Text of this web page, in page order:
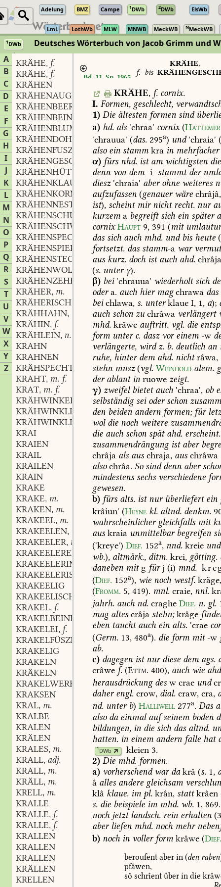
Adelung BMZ Campe 1DWb 2DWb ElsWb
LmL LothWb MLW MNWB MeckWB NMeckWB
1DWb Deutsches Wörterbuch von Jacob Grimm und
A
B
C
D
E
F
G
H
I
J
K
L
M
N
O
P
Q
R
S
T
U
V
W
X
Y
Z
KRÄHE, f.
KRÄHE, f.
KRÄHEN
KRÄHENAUGE
KRÄHENBEERE
KRÄHENBEIN
KRÄHENBLUME
KRÄHENDOHLE
KRÄHENFUSZ
KRÄHENGESCHREI,n.
KRÄHENHÜTTE
KRÄHENKLAUE
KRÄHENKORN
KRÄHENNEST
KRÄHENSCHUSZ
m.
KRÄHENSCHWARM,m.
KRÄHENSPECHT
m.
KRÄHENSPIER
KRÄHENSTECHER
,m.
KRÄHENWOLLBLUME,f.
KRÄHENZEHE
KRÄHER, m.
KRÄHERISCH
KRÄHHAHN,
KRÄHIN, f.
KRÄHLEIN, n.
KRAHN
KRAHNEN
KRÄHSPECHT
KRAHT, m. f.
KRAT, m. f.
KRÄHWINKEL
KRÄHWINKLER
m.
KRÄHWINKLERISCH,adj.
KRAI
KRAIEN
KRAIL
KRAILEN
KRAIN
KRAKE
KRAKE, m.
KRAKEN, m.
KRAKEEL, m.
KRAKEELEN, verbum
KRAKEELER, m.
KRAKEELEREI
KRAKEELERIN
KRAKEELERISCH
KRAKEELIG
KRAKEELISCH
KRAKEL, f.
KRAKELBEINE
KRAKELEI, f.
KRAKELFÜSZE
KRAKELIG
KRAKELN
KRÄKELN
KRAKELWERK
KRAKSEN
KRAL, m.
KRALBE
KRALEN
KRÄLEN
KRALES, m.
KRALL, adj.
KRALL, m.
KRÄLL, m.
KRELL, m.
KRALLE
KRALLE, f.
KRALLE, f.
KRALLEN
KRALLEN
KRALLEN
KRÄLLEN
KRELLEN
Bd. 11, Sp. 1965
KRÄHE,
f.bis
KRÄHE, f. cornix.
I. Formen, geschlecht,
1) Die ältesten formen sind
a) hd. als 'chraa' cornix(Hattemer
'chrauua' (das. 295a) und'chraia'
alsoein stamm kra in mehrfacher
α) fürs nhd. istam wichtigsten die
denn von dem -i- stammtder
diesz'chraia' aberohne weiteres
aufzufassen (genauerwäre chrâjâ,
ist), scheintmirnichtrecht. nur
kurzem a begreiftsich ein später
cornix Haupt 9, 391 (mit
das sich auch mhd. undbis heute (
fortsetzt. das stamm-a war
aus kurz. doch istauch ahd.
(s. unter γ).
β) bei'chrauua' wiederholtsich
odera. auch hiermagchrawa das
beichlawa, s. unterklaue I, 1, a);
auch schon zu chrâwa verlängert
mhd. krâwe auftritt. vgl. die
form unterc. daszvoreinem -w
verlängerte, wirdz. b. deutlich an
ruhe, hinterdem ahd. nichtrâwa,
stehn musz(vgl. Weinhold alem.
derablautin ruowe zeigt.
γ) zweifelbietetauch 'chraa', ob
selbständigseioderschon
den beiden andern formen;für
woldie noch weitere
die auch schon spätahd. erscheint.
zusammendrängungistaber
chrâja als aus chraja, aus chrâwa
alsochrâa. Sosinddenn aber
mindestens sechs verschiedene
gewesen.
b) fürs alts. istnurüberliefertein
krâiun' (Heyne kl. altnd. denkm.
wahrscheinlichergleichfalls mit
aus kraia unmittelbarbegreifen
('kreye') Dief. 152a, nnd. kreie und
wb.), altmärk., ditm. krei, götting.
daneben mitg fürj (i) mnd.
(Dief. 152a), wie noch westf.
(Fromm. 5, 419). mnl. craie, nnl.
jahrh. auch nd. craghe Dief. n. gl.
magaltes crâja stehn;krâge
eben tauchtauch ein alts. 'crae
(Germ. 13, 480a). die form mit-w
ab.
c) dagegen istnurdiese dem ags.
crâwe f. (Ettm. 400), auch wie
herausdrückungdes w crae und
daherengl. crow, dial. craw, cra,
nd. unterb) Halliwell 277a. Das
alsodaeinmalaufseinem boden
bildungen, in die sich das altnd.
hatten. in einem andern falle hat
1DWb kleien 3.
2) Die mhd. formen.
a) vorherschendwardakrâ (s. 1,
â alles andere gleichsam
klâ klaue. im pl. krân, stattkrâen
s. die beispiele im mhd. wb. 1, 869.
noch jetztlandsch. rein erhalten
aberliefen mhd. noch mehr
b) noch in vollerform krâwe (
beroufent aber in (den raben
pfâwen,
sô schrîent über in die